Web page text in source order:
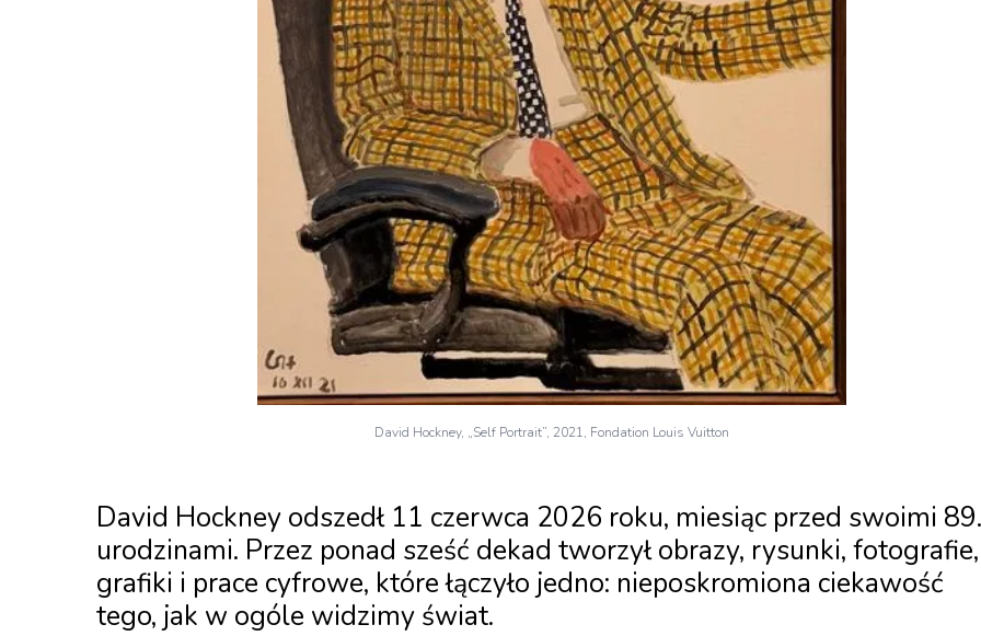
David Hockney, „Self Portrait”, 2021, Fondation Louis Vuitton
David Hockney odszedł 11 czerwca 2026 roku, miesiąc przed swoimi 89.
urodzinami. Przez ponad sześć dekad tworzył obrazy, rysunki, fotografie,
grafiki i prace cyfrowe, które łączyło jedno: nieposkromiona ciekawość
tego, jak w ogóle widzimy świat.